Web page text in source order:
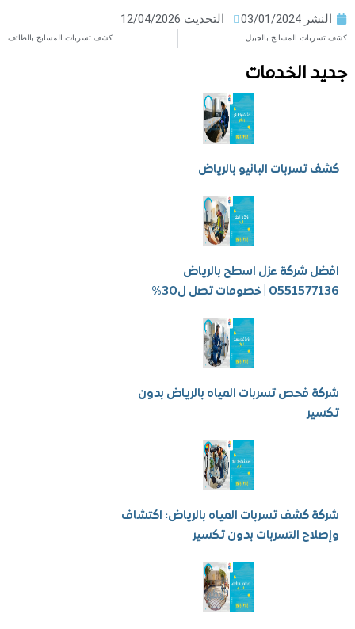
03/01/2024 التحديث 12/04/2026
المسابح بالجبيل كشف تسربات المسابح بالطائف
الخدمات
البانيو بالرياض
شركة عزل اسطح بالرياض
| خصومات تصل ل30%
فحص تسربات المياه بالرياض بدون
كشف تسربات المياه بالرياض: اكتشاف
التسربات بدون تكسير